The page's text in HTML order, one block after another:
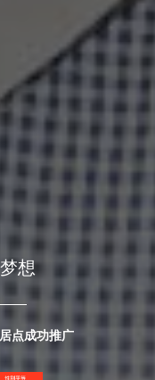
想
点成功推广